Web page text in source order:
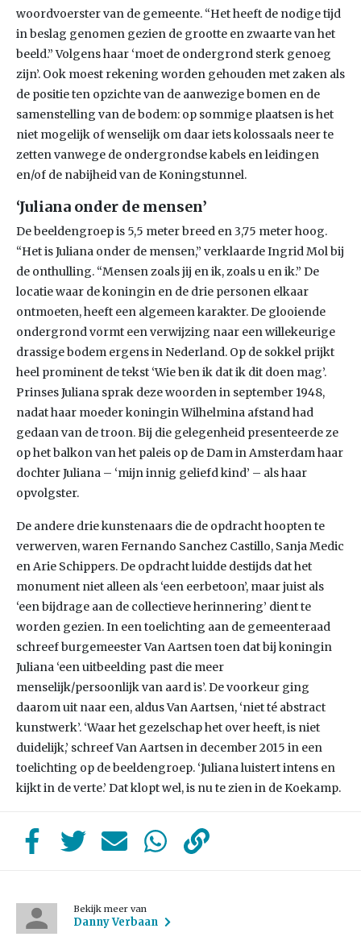
woordvoerster van de gemeente. “Het heeft de nodige tijd
in beslag genomen gezien de grootte en zwaarte van het
beeld.” Volgens haar ‘moet de ondergrond sterk genoeg
zijn’. Ook moest rekening worden gehouden met zaken als
de positie ten opzichte van de aanwezige bomen en de
samenstelling van de bodem: op sommige plaatsen is het
niet mogelijk of wenselijk om daar iets kolossaals neer te
zetten vanwege de ondergrondse kabels en leidingen
en/of de nabijheid van de Koningstunnel.
‘Juliana onder de mensen’
De beeldengroep is 5,5 meter breed en 3,75 meter hoog.
“Het is Juliana onder de mensen,” verklaarde Ingrid Mol bij
de onthulling. “Mensen zoals jij en ik, zoals u en ik.” De
locatie waar de koningin en de drie personen elkaar
ontmoeten, heeft een algemeen karakter. De glooiende
ondergrond vormt een verwijzing naar een willekeurige
drassige bodem ergens in Nederland. Op de sokkel prijkt
heel prominent de tekst ‘Wie ben ik dat ik dit doen mag’.
Prinses Juliana sprak deze woorden in september 1948,
nadat haar moeder koningin Wilhelmina afstand had
gedaan van de troon. Bij die gelegenheid presenteerde ze
op het balkon van het paleis op de Dam in Amsterdam haar
dochter Juliana – ‘mijn innig geliefd kind’ – als haar
opvolgster.
De andere drie kunstenaars die de opdracht hoopten te
verwerven, waren Fernando Sanchez Castillo, Sanja Medic
en Arie Schippers. De opdracht luidde destijds dat het
monument niet alleen als ‘een eerbetoon’, maar juist als
‘een bijdrage aan de collectieve herinnering’ dient te
worden gezien. In een toelichting aan de gemeenteraad
schreef burgemeester Van Aartsen toen dat bij koningin
Juliana ‘een uitbeelding past die meer
menselijk/persoonlijk van aard is’. De voorkeur ging
daarom uit naar een, aldus Van Aartsen, ‘niet té abstract
kunstwerk’. ‘Waar het gezelschap het over heeft, is niet
duidelijk,’ schreef Van Aartsen in december 2015 in een
toelichting op de beeldengroep. ‘Juliana luistert intens en
kijkt in de verte.’ Dat klopt wel, is nu te zien in de Koekamp.
Bekijk meer van
Danny Verbaan